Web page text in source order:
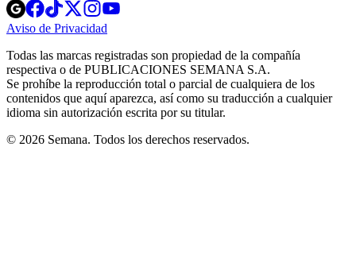
Opens
in
new
Opens
in
new
Opens
in
new
window
Opens
new
windowwindow
Aviso de Privacidad
new
window
Todas las marcas registradas son propiedad de la compañía
respectiva o de PUBLICACIONES SEMANA S.A.
Se prohíbe la reproducción total o parcial de cualquiera de los
contenidos que aquí aparezca, así como su traducción a cualquier
idioma sin autorización escrita por su titular.
© 2026 Semana. Todos los derechos reservados.